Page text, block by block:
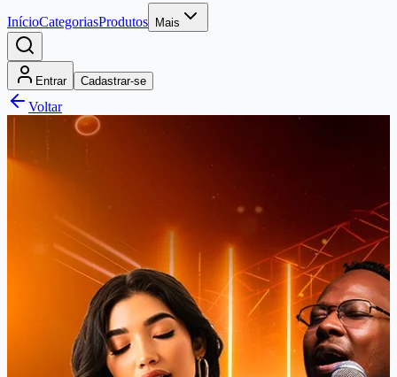
InícioCategoriasProdutos Mais
Entrar Cadastrar-se
Voltar